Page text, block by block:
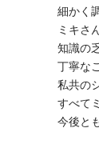
細かく
ミキさ
知識の
丁寧な
私共の
すべて
今後と